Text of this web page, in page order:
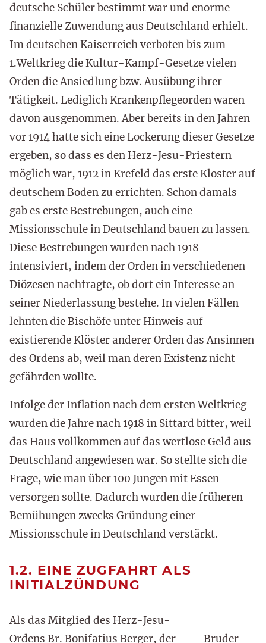
deutsche Schüler bestimmt war und enorme
finanzielle Zuwendung aus Deutschland erhielt.
Im deutschen Kaiserreich verboten bis zum
1.Weltkrieg die Kultur-Kampf-Gesetze vielen
Orden die Ansiedlung bzw. Ausübung ihrer
Tätigkeit. Lediglich Krankenpflegeorden waren
davon ausgenommen. Aber bereits in den Jahren
vor 1914 hatte sich eine Lockerung dieser Gesetze
ergeben, so dass es den Herz-Jesu-Priestern
möglich war, 1912 in Krefeld das erste Kloster auf
deutschem Boden zu errichten. Schon damals
gab es erste Bestrebungen, auch eine
Missionsschule in Deutschland bauen zu lassen.
Diese Bestrebungen wurden nach 1918
intensiviert, indem der Orden in verschiedenen
Diözesen nachfragte, ob dort ein Interesse an
seiner Niederlassung bestehe. In vielen Fällen
lehnten die Bischöfe unter Hinweis auf
existierende Klöster anderer Orden das Ansinnen
des Ordens ab, weil man deren Existenz nicht
gefährden wollte.
Infolge der Inflation nach dem ersten Weltkrieg
wurden die Jahre nach 1918 in Sittard bitter, weil
das Haus vollkommen auf das wertlose Geld aus
Deutschland angewiesen war. So stellte sich die
Frage, wie man über 100 Jungen mit Essen
versorgen sollte. Dadurch wurden die früheren
Bemühungen zwecks Gründung einer
Missionsschule in Deutschland verstärkt.
1.2. EINE ZUGFAHRT ALS
INITIALZÜNDUNG
Bruder
Als das Mitglied des Herz-Jesu-
Ordens Br. Bonifatius Berger, der